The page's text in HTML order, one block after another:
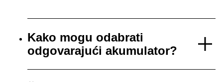
Kako mogu odabrati
odgovarajući akumulator?